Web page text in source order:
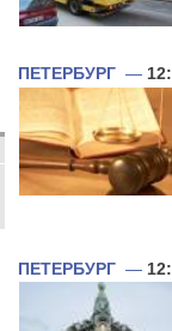
ПЕТЕРБУРГ —
ПЕТЕРБУРГ —